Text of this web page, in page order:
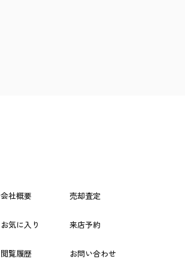
会社概要 売却査定
お気に入り 来店予約
閲覧履歴 お問い合わせ